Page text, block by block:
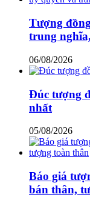
Tượng
trung
06/08/2026
Đúc tượng
nhất
05/08/2026
Báo giá
bán thân,